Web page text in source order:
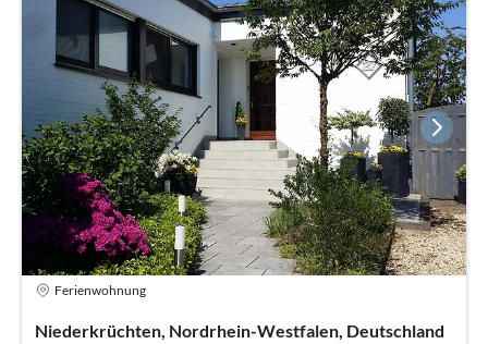
Ferienwohnung
Niederkrüchten, Nordrhein-Westfalen, Deutschland